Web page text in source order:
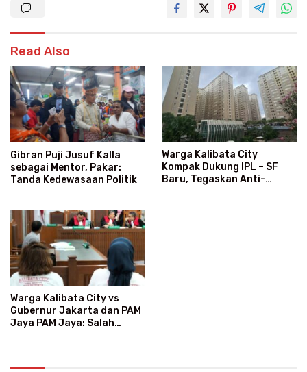
Read Also
Gibran Puji Jusuf Kalla
sebagai Mentor, Pakar:
Tanda Kedewasaan Politik
Warga Kalibata City
Kompak Dukung IPL – SF
Baru, Tegaskan Anti-
Warga Kalibata City vs
Gubernur Jakarta dan PAM
Jaya PAM Jaya: Salah